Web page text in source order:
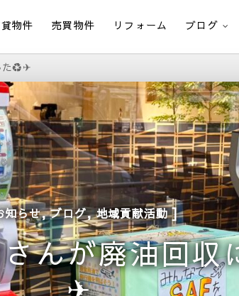
物件 売買物件 リフォーム ブログ
た♻️✈
知らせ,ブログ,地域貢献活動
んが廃油回